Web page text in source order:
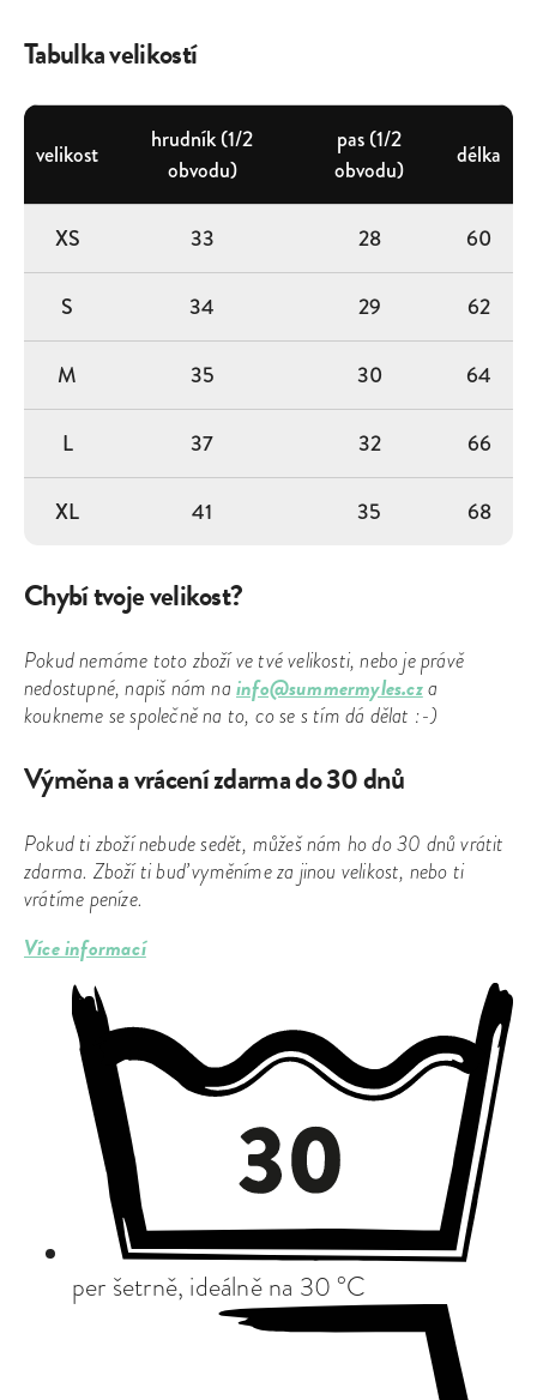
Tabulka velikostí
velikost
hrudník (1/2
obvodu)
pas (1/2
obvodu)
délka
XS 33 28 60
S 34 29 62
M 35 30 64
L 37 32 66
XL 41 35 68
Chybí tvoje velikost?
Pokud nemáme toto zboží ve tvé velikosti, nebo je právě
nedostupné, napiš nám na info@summermyles.cza
koukneme se společně na to, co se s tím dá dělat :-)
Výměna a vrácení zdarma do 30 dnů
Pokud ti zboží nebude sedět, můžeš nám ho do 30 dnů vrátit
zdarma. Zboží ti buď vyměníme za jinou velikost, nebo ti
vrátíme peníze.
Více informací
per šetrně, ideálně na 30 °C